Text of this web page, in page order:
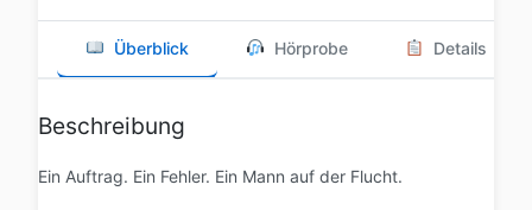
Überblick Hörprobe Details
Beschreibung
Ein Auftrag. Ein Fehler. Ein Mann auf der Flucht.